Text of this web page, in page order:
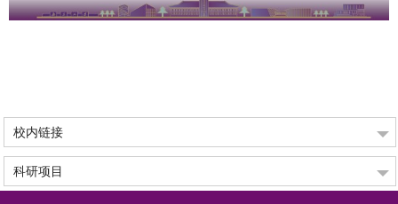
校内链接
科研项目